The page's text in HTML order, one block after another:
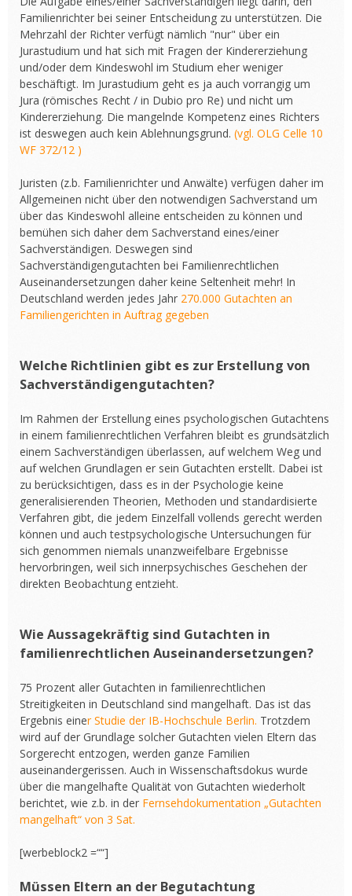
Familienrichter bei seiner Entscheidung zu unterstützen. Die
Mehrzahl der Richter verfügt nämlich "nur" über ein
Jurastudium und hat sich mit Fragen der Kindererziehung
und/oder dem Kindeswohl im Studium eher weniger
beschäftigt. Im Jurastudium geht es ja auch vorrangig um
Jura (römisches Recht / in Dubio pro Re) und nicht um
Kindererziehung. Die mangelnde Kompetenz eines Richters
ist deswegen auch kein Ablehnungsgrund. (vgl. OLG Celle 10
WF 372/12 )
Juristen (z.b. Familienrichter und Anwälte) verfügen daher im
Allgemeinen nicht über den notwendigen Sachverstand um
über das Kindeswohl alleine entscheiden zu können und
bemühen sich daher dem Sachverstand eines/einer
Sachverständigen. Deswegen sind
Sachverständigengutachten bei Familienrechtlichen
Auseinandersetzungen daher keine Seltenheit mehr! In
Deutschland werden jedes Jahr 270.000 Gutachten an
Familiengerichten in Auftrag gegeben
Welche Richtlinien gibt es zur Erstellung von
Sachverständigengutachten?
Im Rahmen der Erstellung eines psychologischen Gutachtens
in einem familienrechtlichen Verfahren bleibt es grundsätzlich
einem Sachverständigen überlassen, auf welchem Weg und
auf welchen Grundlagen er sein Gutachten erstellt. Dabei ist
zu berücksichtigen, dass es in der Psychologie keine
generalisierenden Theorien, Methoden und standardisierte
Verfahren gibt, die jedem Einzelfall vollends gerecht werden
können und auch testpsychologische Untersuchungen für
sich genommen niemals unanzweifelbare Ergebnisse
hervorbringen, weil sich innerpsychisches Geschehen der
direkten Beobachtung entzieht.
Wie Aussagekräftig sind Gutachten in
familienrechtlichen Auseinandersetzungen?
75 Prozent aller Gutachten in familienrechtlichen
Streitigkeiten in Deutschland sind mangelhaft. Das ist das
Ergebnis einer Studie der IB-Hochschule Berlin. Trotzdem
wird auf der Grundlage solcher Gutachten vielen Eltern das
Sorgerecht entzogen, werden ganze Familien
auseinandergerissen. Auch in Wissenschaftsdokus wurde
über die mangelhafte Qualität von Gutachten wiederholt
berichtet, wie z.b. in der Fernsehdokumentation „Gutachten
mangelhaft“ von 3 Sat.
[werbeblock2 =““]
Müssen Eltern an der Begutachtung